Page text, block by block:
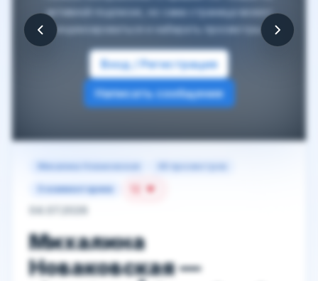
активной подписке, но сама страница может
индексироваться и набирать просмотры.
Вход / Регистрация
Написать сообщение
Михалина Новаковская 48 просмотров
0 комментариев
04.07.2026
Михалина
Новаковская —